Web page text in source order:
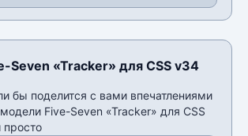
Seven «Tracker» для CSS v34
бы поделится с вами впечатлениями
Five-Seven «Tracker» для CSS